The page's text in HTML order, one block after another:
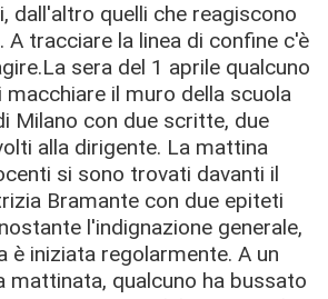
dall'altro quelli che reagiscono
tracciare la linea di confine c'è
sera del 1 aprile qualcuno
macchiare il muro della scuola
Milano con due scritte, due
alla dirigente. La mattina
si sono trovati davanti il
Bramante con due epiteti
l'indignazione generale,
è iniziata regolarmente. A un
mattinata, qualcuno ha bussato